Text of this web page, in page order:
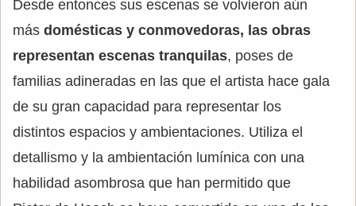
Desde entonces sus escenas se volvieron aún
más domésticas y conmovedoras, las obras
representan escenas tranquilas, poses de
familias adineradas en las que el artista hace gala
de su gran capacidad para representar los
distintos espacios y ambientaciones. Utiliza el
detallismo y la ambientación lumínica con una
habilidad asombrosa que han permitido que